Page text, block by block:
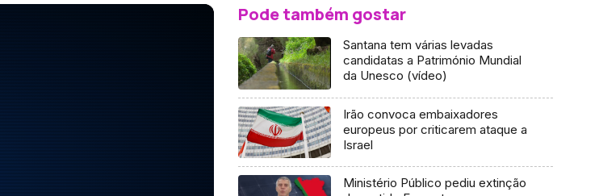
Pode também gostar
Santana tem várias levadas
candidatas a Património Mundial
da Unesco (vídeo)
Irão convoca embaixadores
europeus por criticarem ataque a
Israel
Ministério Público pediu extinção